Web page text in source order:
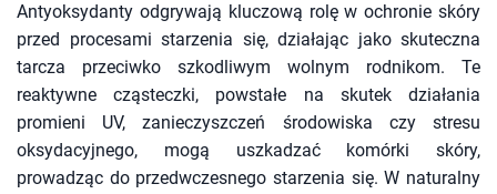
Antyoksydanty odgrywają kluczową rolę w ochronie skóry
przed procesami starzenia się, działając jako skuteczna
tarcza przeciwko szkodliwym wolnym rodnikom. Te
reaktywne cząsteczki, powstałe na skutek działania
promieni UV, zanieczyszczeń środowiska czy stresu
oksydacyjnego, mogą uszkadzać komórki skóry,
prowadząc do przedwczesnego starzenia się. W naturalny